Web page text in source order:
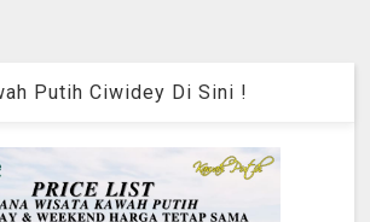
Putih Ciwidey Di Sini !